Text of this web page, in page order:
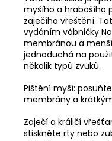
myšího a hrabošího
zaječího vřeštění.
vydáním vábničky
membránou a
jednoduchá na
několik typů zvuků.
Pištění myší:
membrány a
Zaječí a králičí
stiskněte rty nebo